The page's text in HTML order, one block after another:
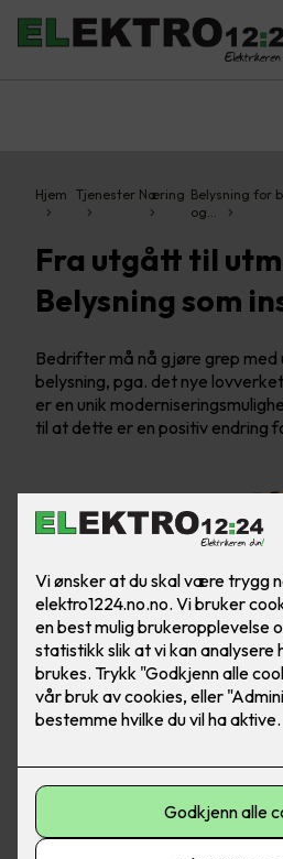
Hjem Tjenester Næring Belysning for
og…
Fra utgått til
Belysning som
Bedrifter må nå gjøre grep
belysning, pga. det nye
er en unik
til at dette er en positiv endring